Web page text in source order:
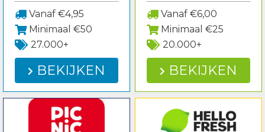
Vanaf €4,95
Minimaal €50
27.000+
BEKIJKEN
Vanaf €6,00
Minimaal €25
20.000+
BEKIJKEN